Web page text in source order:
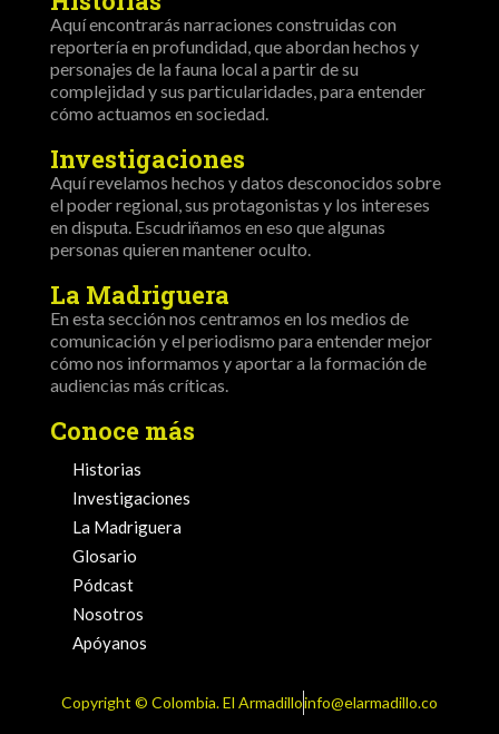
Aquí encontrarás narraciones construidas con
reportería en profundidad, que abordan hechos y
personajes de la fauna local a partir de su
complejidad y sus particularidades, para entender
cómo actuamos en sociedad.
Investigaciones
Aquí revelamos hechos y datos desconocidos sobre
el poder regional, sus protagonistas y los intereses
en disputa. Escudriñamos en eso que algunas
personas quieren mantener oculto.
La Madriguera
En esta sección nos centramos en los medios de
comunicación y el periodismo para entender mejor
cómo nos informamos y aportar a la formación de
audiencias más críticas.
Conoce más
Historias
Investigaciones
La Madriguera
Glosario
Pódcast
Nosotros
Apóyanos
Copyright ©️ Colombia. El Armadilloinfo@elarmadillo.co